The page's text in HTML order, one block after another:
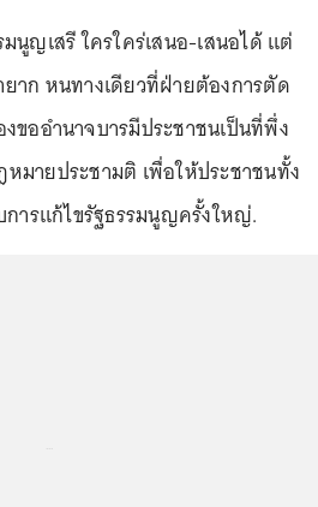
นูญเสรี ใครใคร่เสนอ-เสนอได้ แต่
าก หนทางเดียวที่ฝ่ายต้องการตัด
ขออำนาจบารมีประชาชนเป็นที่พึ่ง
หมายประชามติ เพื่อให้ประชาชนทั้ง
ารแก้ไขรัฐธรรมนูญครั้งใหญ่.